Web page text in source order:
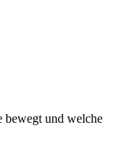
bewegt und welche